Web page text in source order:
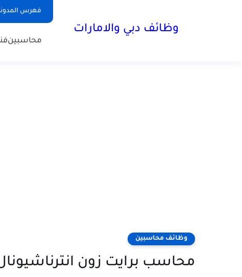
فهرس
وظائف دبي والامارات
محاسبين
وظائف محاسبين